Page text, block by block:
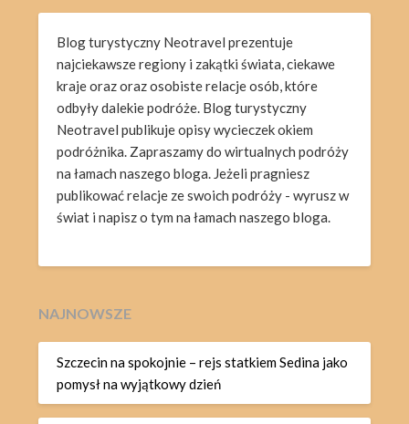
Blog turystyczny Neotravel prezentuje
najciekawsze regiony i zakątki świata, ciekawe
kraje oraz oraz osobiste relacje osób, które
odbyły dalekie podróże. Blog turystyczny
Neotravel publikuje opisy wycieczek okiem
podróżnika. Zapraszamy do wirtualnych podróży
na łamach naszego bloga. Jeżeli pragniesz
publikować relacje ze swoich podróży - wyrusz w
świat i napisz o tym na łamach naszego bloga.
NAJNOWSZE
Szczecin na spokojnie – rejs statkiem Sedina jako
pomysł na wyjątkowy dzień